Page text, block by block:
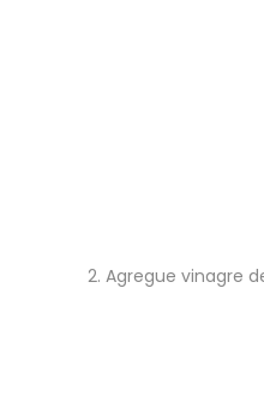
2. Agregue vinagre